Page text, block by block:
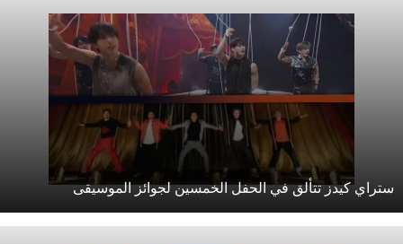
كيدز تتألق في الحفل الخمسين لجوائز الموسيقى